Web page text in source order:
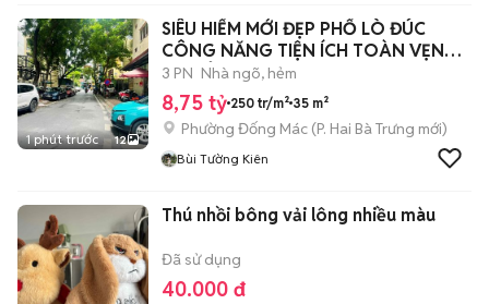
1 phút trước 12
SIÊU HIẾM MỚI ĐẸP PHỐ LÒ ĐÚC
CÔNG NĂNG TIỆN ÍCH TOÀN VẸN
FULL Ở NGAY.
3 PN Nhà ngõ, hẻm
8,75 tỷ 250 tr/m² 35 m²
Phường Đống Mác (P. Hai Bà Trưng mới)
Bùi Tường Kiên
Thú nhồi bông vải lông nhiều màu
Đã sử dụng
40.000 đ